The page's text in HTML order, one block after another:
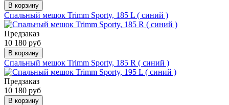
В корзину
Спальный мешок Trimm Sporty, 185 L ( синий )
Предзаказ
10 180 руб
В корзину
Спальный мешок Trimm Sporty, 185 R ( синий )
Предзаказ
10 180 руб
В корзину